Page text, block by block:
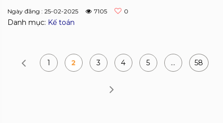
Ngày đăng : 25-02-2025 7105 0
Danh mục: Kế toán
1 2 3 4 5 … 58